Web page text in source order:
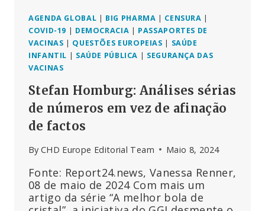
SAÚDE
PÚBLICA
NÃO
ESTÃO
AGENDA GLOBAL | BIG PHARMA | CENSURA |
COVID-19 | DEMOCRACIA | PASSAPORTES DE
VACINAS | QUESTÕES EUROPEIAS | SAÚDE
INFANTIL | SAÚDE PÚBLICA | SEGURANÇA DAS
VACINAS
Stefan Homburg: Análises sérias
de números em vez de afinação
de factos
By CHD Europe Editorial Team Maio 8, 2024
Fonte: Report24.news, Vanessa Renner,
08 de maio de 2024 Com mais um
artigo da série “A melhor bola de